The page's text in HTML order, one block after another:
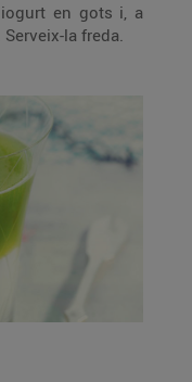
en gots i, a
la freda.